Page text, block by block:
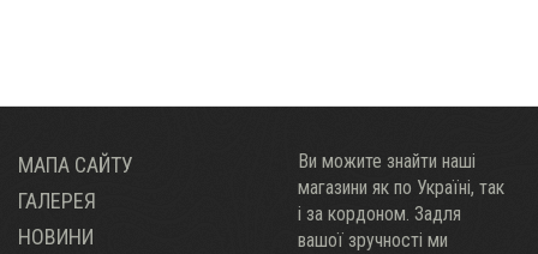
МАПА САЙТУ
ГАЛЕРЕЯ
НОВИНИ
Ви можите знайти наші
магазини як по Украïні, так
і за кордоном. Задля
вашої зручності ми